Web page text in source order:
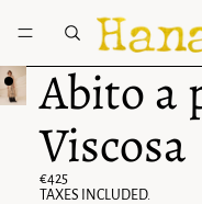
Skip to product information
Abito a
Viscosa
€425
TAXES INCLUDED.